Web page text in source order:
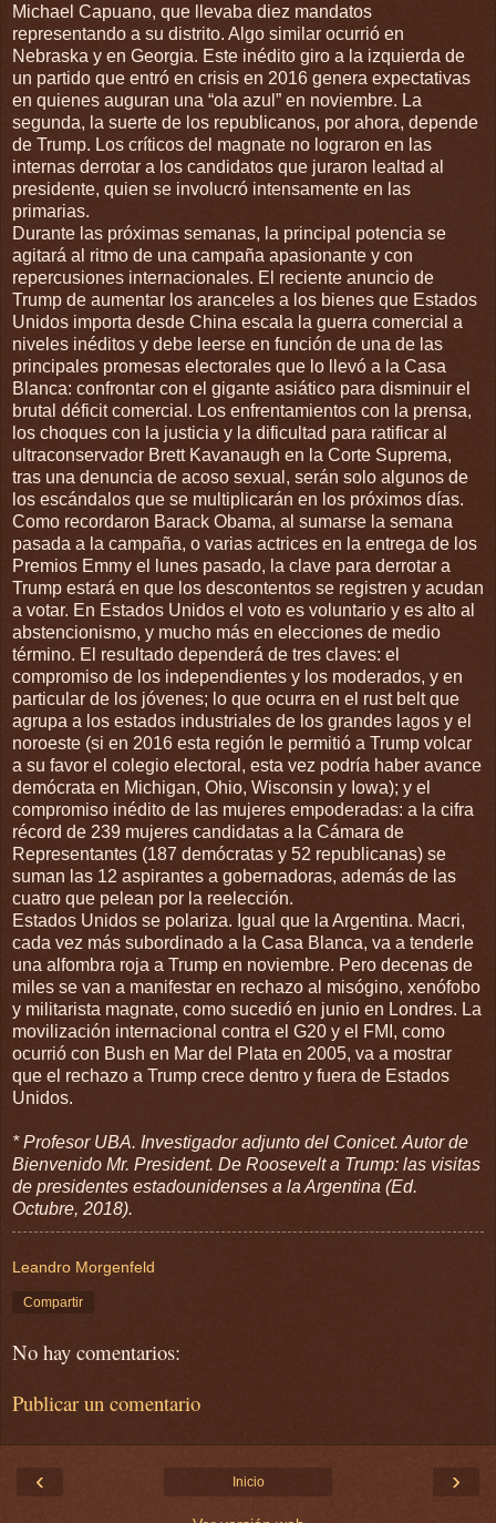
Michael Capuano, que llevaba diez mandatos
representando a su distrito. Algo similar ocurrió en
Nebraska y en Georgia. Este inédito giro a la izquierda de
un partido que entró en crisis en 2016 genera expectativas
en quienes auguran una “ola azul” en noviembre. La
segunda, la suerte de los republicanos, por ahora, depende
de Trump. Los críticos del magnate no lograron en las
internas derrotar a los candidatos que juraron lealtad al
presidente, quien se involucró intensamente en las
primarias.
Durante las próximas semanas, la principal potencia se
agitará al ritmo de una campaña apasionante y con
repercusiones internacionales. El reciente anuncio de
Trump de aumentar los aranceles a los bienes que Estados
Unidos importa desde China escala la guerra comercial a
niveles inéditos y debe leerse en función de una de las
principales promesas electorales que lo llevó a la Casa
Blanca: confrontar con el gigante asiático para disminuir el
brutal déficit comercial. Los enfrentamientos con la prensa,
los choques con la justicia y la dificultad para ratificar al
ultraconservador Brett Kavanaugh en la Corte Suprema,
tras una denuncia de acoso sexual, serán solo algunos de
los escándalos que se multiplicarán en los próximos días.
Como recordaron Barack Obama, al sumarse la semana
pasada a la campaña, o varias actrices en la entrega de los
Premios Emmy el lunes pasado, la clave para derrotar a
Trump estará en que los descontentos se registren y acudan
a votar. En Estados Unidos el voto es voluntario y es alto al
abstencionismo, y mucho más en elecciones de medio
término. El resultado dependerá de tres claves: el
compromiso de los independientes y los moderados, y en
particular de los jóvenes; lo que ocurra en el rust belt que
agrupa a los estados industriales de los grandes lagos y el
noroeste (si en 2016 esta región le permitió a Trump volcar
a su favor el colegio electoral, esta vez podría haber avance
demócrata en Michigan, Ohio, Wisconsin y Iowa); y el
compromiso inédito de las mujeres empoderadas: a la cifra
récord de 239 mujeres candidatas a la Cámara de
Representantes (187 demócratas y 52 republicanas) se
suman las 12 aspirantes a gobernadoras, además de las
cuatro que pelean por la reelección.
Estados Unidos se polariza. Igual que la Argentina. Macri,
cada vez más subordinado a la Casa Blanca, va a tenderle
una alfombra roja a Trump en noviembre. Pero decenas de
miles se van a manifestar en rechazo al misógino, xenófobo
y militarista magnate, como sucedió en junio en Londres. La
movilización internacional contra el G20 y el FMI, como
ocurrió con Bush en Mar del Plata en 2005, va a mostrar
que el rechazo a Trump crece dentro y fuera de Estados
Unidos.
* Profesor UBA. Investigador adjunto del Conicet. Autor de
Bienvenido Mr. President. De Roosevelt a Trump: las visitas
de presidentes estadounidenses a la Argentina (Ed.
Octubre, 2018).
Leandro Morgenfeld
Compartir
No hay comentarios:
Publicar un comentario
‹ ›
Inicio